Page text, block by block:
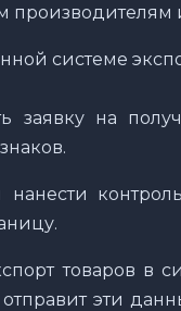
системе
заявку на
нанести
товаров в
эти